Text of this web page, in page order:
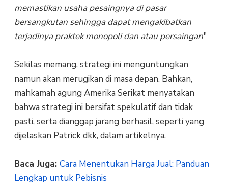
memastikan usaha pesaingnya di pasar
bersangkutan sehingga dapat mengakibatkan
terjadinya praktek monopoli dan atau persaingan"
Sekilas memang, strategi ini menguntungkan
namun akan merugikan di masa depan. Bahkan,
mahkamah agung Amerika Serikat menyatakan
bahwa strategi ini bersifat spekulatif dan tidak
pasti, serta dianggap jarang berhasil, seperti yang
dijelaskan Patrick dkk, dalam artikelnya.
Baca Juga: Cara Menentukan Harga Jual: Panduan
Lengkap untuk Pebisnis